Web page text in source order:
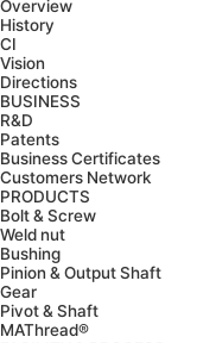
Overview
History
CI
Vision
Directions
BUSINESS
R&D
Patents
Business Certificates
Customers Network
PRODUCTS
Bolt & Screw
Weld nut
Bushing
Pinion & Output Shaft
Gear
Pivot & Shaft
MAThread®